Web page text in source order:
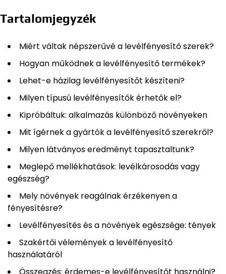
Tartalomjegyzék
Miért váltak népszerűvé a levélfényesítő szerek?
Hogyan működnek a levélfényesítő termékek?
Lehet-e házilag levélfényesítőt készíteni?
Milyen típusú levélfényesítők érhetők el?
Kipróbáltuk: alkalmazás különböző növényeken
Mit ígérnek a gyártók a levélfényesítő szerekről?
Milyen látványos eredményt tapasztaltunk?
Meglepő mellékhatások: levélkárosodás vagy
egészség?
Mely növények reagálnak érzékenyen a
fényesítésre?
Levélfényesítés és a növények egészsége: tények
Szakértői vélemények a levélfényesítő
használatáról